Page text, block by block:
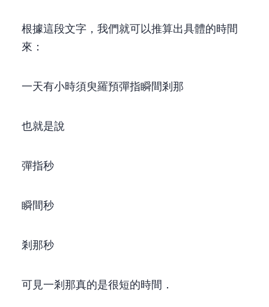
根據這段文字，我們就可以推算出具體的時間
來：
一天有24小時=30須臾=600羅預=12,000彈指=240,000瞬間=4,800,000剎那
也就是說
1彈指=7.2 秒
1瞬間=0.36秒
1剎那=0.018秒
可見一剎那真的是很短的時間．